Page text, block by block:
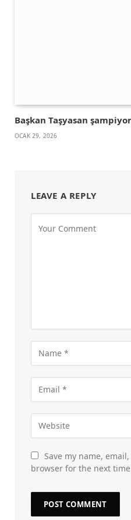
Başkan Taşyasan
OCAK 29, 2026
LEAVE A REPLY
Save my name,
browser for the next